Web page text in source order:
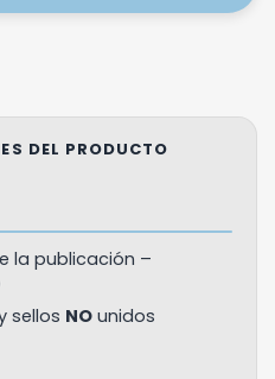
DEL PRODUCTO
la publicación –
sellos NO unidos